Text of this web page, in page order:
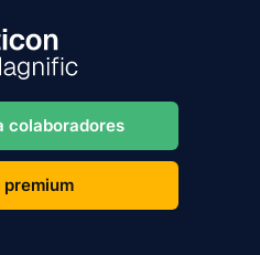
colaboradores
premium